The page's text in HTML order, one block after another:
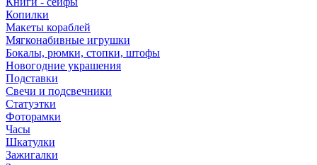
Копилки
Макеты кораблей
Мягконабивные игрушки
Бокалы, рюмки, стопки, штофы
Новогодние украшения
Подставки
Свечи и подсвечники
Статуэтки
Фоторамки
Часы
Шкатулки
Зажигалки